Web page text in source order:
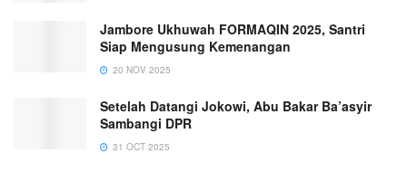
Jambore Ukhuwah FORMAQIN 2025, Santri
Siap Mengusung Kemenangan
20 NOV 2025
Setelah Datangi Jokowi, Abu Bakar Ba’asyir
Sambangi DPR
31 OCT 2025